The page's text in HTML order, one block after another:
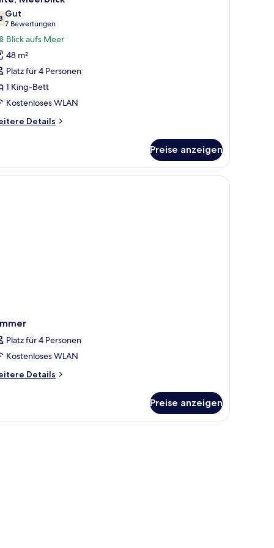
von 10
Gut
7 Bewertungen
(7
Bewertungen)
Blick aufs Meer
48 m²
Platz für 4 Personen
1 King-Bett
Kostenloses WLAN
Details
Preise anzeigen
einem Schreibtisch und Blick auf den Strand.
Platz für 4 Personen
Kostenloses WLAN
Details
Preise anzeigen